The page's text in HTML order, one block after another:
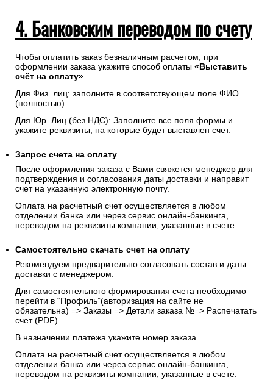
4. Банковским переводом по счету
Чтобы оплатить заказ безналичным расчетом, при
оформлении заказа укажите способ оплаты «Выставить
счёт на оплату»
Для Физ. лиц: заполните в соответствующем поле ФИО
(полностью).
Для Юр. Лиц (без НДС): Заполните все поля формы и
укажите реквизиты, на которые будет выставлен счет.
Запрос счета на оплату
После оформления заказа с Вами свяжется менеджер для
подтверждения и согласования даты доставки и направит
счет на указанную электронную почту.
Оплата на расчетный счет осуществляется в любом
отделении банка или через сервис онлайн-банкинга,
переводом на реквизиты компании, указанные в счете.
Самостоятельно скачать счет на оплату
Рекомендуем предварительно согласовать состав и даты
доставки с менеджером.
Для самостоятельного формирования счета необходимо
перейти в “Профиль”(авторизация на сайте не
обязательна) => Заказы => Детали заказа №=> Распечатать
счет (PDF)
В назначении платежа укажите номер заказа.
Оплата на расчетный счет осуществляется в любом
отделении банка или через сервис онлайн-банкинга,
переводом на реквизиты компании, указанные в счете.